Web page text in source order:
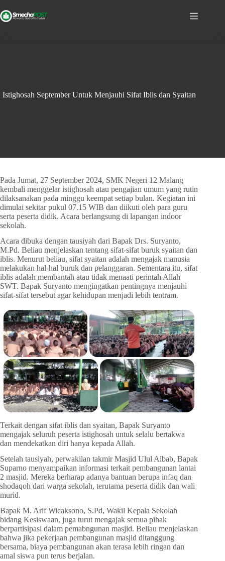
Istighosah September Untuk Menjauhi Sifat Iblis dan Syaitan
Pada Jumat, 27 September 2024, SMK Negeri 12 Malang
kembali menggelar istighosah atau pengajian umum yang rutin
dilaksanakan pada minggu keempat setiap bulan. Kegiatan ini
dimulai sekitar pukul 07.15 WIB dan diikuti oleh para guru
serta peserta didik. Acara berlangsung di lapangan indoor
sekolah.
Acara dibuka dengan tausiyah dari Bapak Drs. Suryanto,
M.Pd. Beliau menjelaskan tentang sifat-sifat buruk syaitan dan
iblis. Menurut beliau, sifat syaitan adalah mengajak manusia
melakukan hal-hal buruk dan pelanggaran. Sementara itu, sifat
iblis adalah membantah atau tidak menaati perintah Allah
SWT. Bapak Suryanto mengingatkan pentingnya menjauhi
sifat-sifat tersebut agar kehidupan menjadi lebih tentram.
Terkait dengan sifat iblis dan syaitan, Bapak Suryanto
mengajak seluruh peserta istighosah untuk selalu bertakwa
dan mendekatkan diri hanya kepada Allah.
Setelah tausiyah, perwakilan takmir Masjid Ulul Albab, Bapak
Suparno menyampaikan informasi terkait pembangunan lantai
2 masjid. Mereka berharap adanya bantuan berupa infaq dan
shodaqoh dari warga sekolah, terutama peserta didik dan wali
murid.
Bapak M. Arif Wicaksono, S.Pd, Wakil Kepala Sekolah
bidang Kesiswaan, juga turut mengajak semua pihak
berpartisipasi dalam pemabngunan masjid. Beliau menjelaskan
bahwa jika pekerjaan pembangunan masjid ditanggung
bersama, biaya pembangunan akan terasa lebih ringan dan
amal siswa pun terus berjalan.